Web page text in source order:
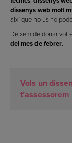
dissenys web molt
així que no us ho
Deixem de donar
del mes de febrer.
Vols un